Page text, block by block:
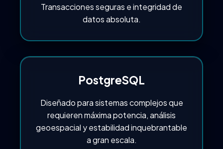
Transacciones seguras e integridad de
datos absoluta.
PostgreSQL
Diseñado para sistemas complejos que
requieren máxima potencia, análisis
geoespacial y estabilidad inquebrantable
a gran escala.